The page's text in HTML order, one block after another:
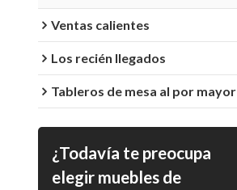
Ventas calientes
Los recién llegados
Tableros de mesa al por mayor
¿Todavía te preocupa
elegir muebles de